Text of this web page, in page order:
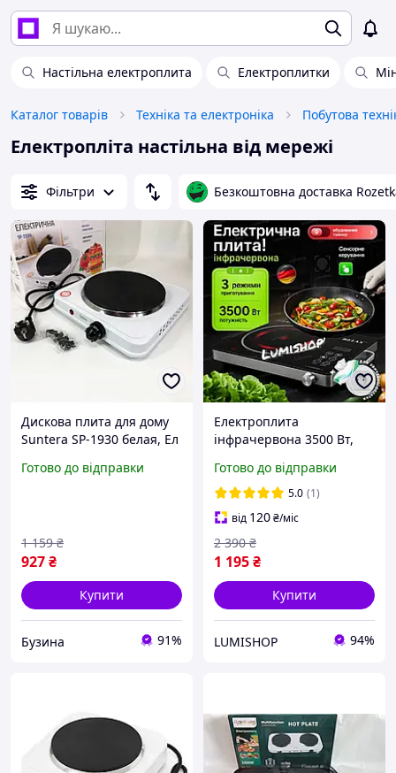
Настільна електроплита Електроплитки
Каталог товарів Техніка та електроніка Побутова
Електропліта настільна від мережі
Фільтри Безкоштовна доставка
Дискова плита для дому
Suntera SP-1930 белая, Ел
845 настільна
Готово до відправки
927₴
1 159 ₴
Купити
Бузина 91%
Електроплита
інфрачервона 3500 Вт,
одноконфоркова плита,
електрична плита,
сенсорна електроплита
від мережі
Готово до відправки
5.0 (1)
від 120₴/міс
1 195₴
2 390 ₴
Купити
LUMISHOP 94%